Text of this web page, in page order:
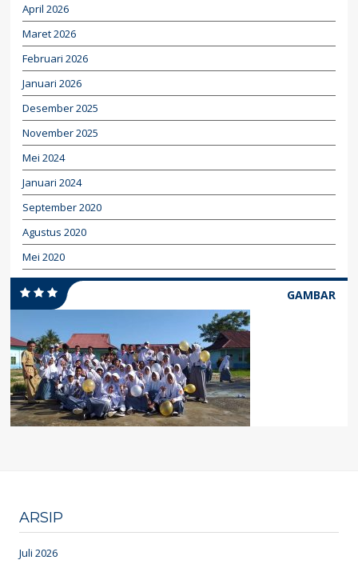
April 2026
Maret 2026
Februari 2026
Januari 2026
Desember 2025
November 2025
Mei 2024
Januari 2024
September 2020
Agustus 2020
Mei 2020
GAMBAR
ARSIP
Juli 2026